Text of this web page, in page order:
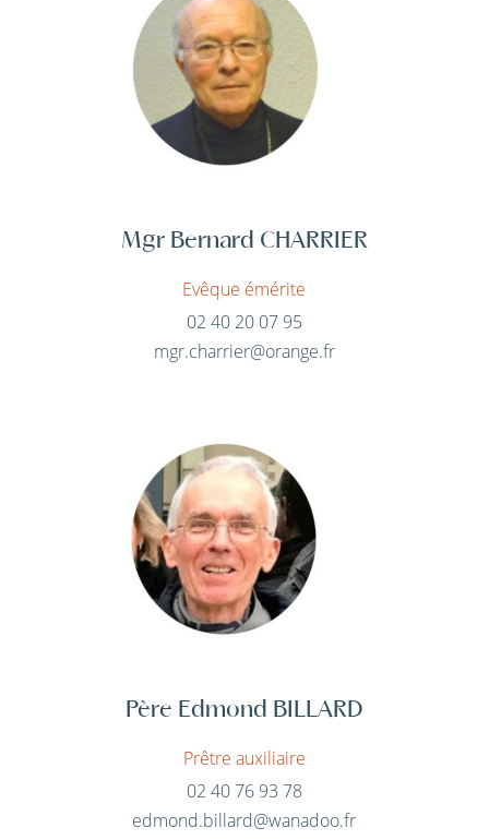
Mgr Bernard CHARRIER
Evêque émérite
02 40 20 07 95
mgr.charrier@orange.fr
Père Edmond BILLARD
Prêtre auxiliaire
02 40 76 93 78
edmond.billard@wanadoo.fr